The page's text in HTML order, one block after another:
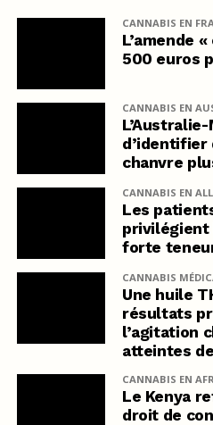
CANNABIS EN
L’amende
500 euros
CANNABIS EN
d’identifier
chanvre
CANNABIS EN
Les
privilégient
forte
CANNABIS
Une huile
résultats
l’agitation
atteintes
CANNABIS EN
Le Kenya
droit de